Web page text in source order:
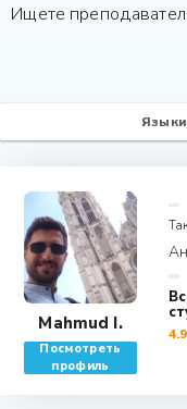
Ищете
Языки
Mahmud I.
Посмотреть
профиль